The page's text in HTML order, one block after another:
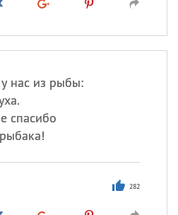
нас из рыбы:
спасибо
282